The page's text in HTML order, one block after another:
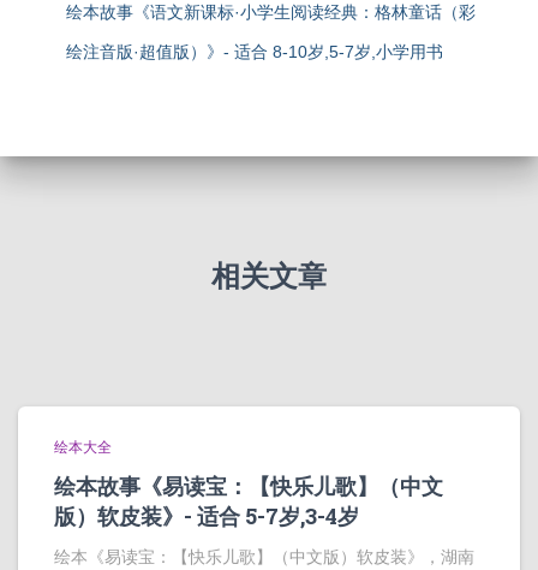
绘本故事《语文新课标·小学生阅读经典：格林童话（彩
绘注音版·超值版）》- 适合 8-10岁,5-7岁,小学用书
相关文章
绘本大全
绘本故事《易读宝：【快乐儿歌】（中文
版）软皮装》- 适合 5-7岁,3-4岁
绘本《易读宝：【快乐儿歌】（中文版）软皮装》，湖南